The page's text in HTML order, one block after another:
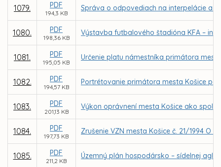
1079. PDF
194,3 KB
Správa o odpovediach na interpelácie a
1080. PDF
198,36 KB
Výstavba futbalového štadióna KFA –
1081. PDF
195,05 KB
Určenie platu námestníka primátora
1082. PDF
194,57 KB
Portrétovanie primátora mesta Košice
1083. PDF
201,13 KB
Výkon oprávnení mesta Košice ako
1084. PDF
197,73 KB
Zrušenie VZN mesta Košice č. 21/1994 O
1085. PDF
211,2 KB
Územný plán hospodársko – sídelnej